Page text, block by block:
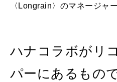
〈Longrain〉のマネージャ
ハナコラボがリ
パーにあるもの